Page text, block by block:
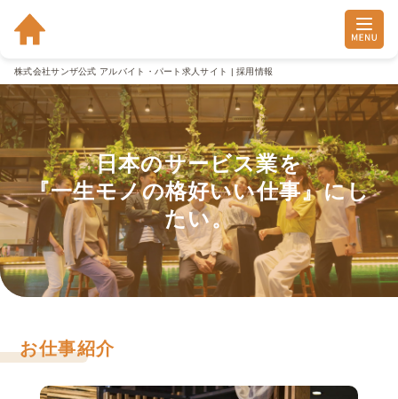
株式会社サンザ公式 アルバイト・パート求人サイト | 採用情報
日本のサービス業を
『一生モノの格好いい仕事』にし
たい。
お仕事紹介